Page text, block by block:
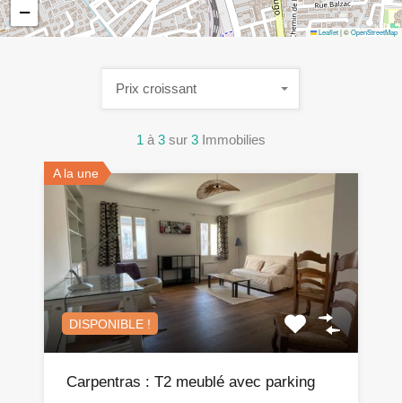
−
Leaflet|©OpenStreetMap
1 à 3 sur 3 Immobilies
Prix croissant
A la une
DISPONIBLE !
Carpentras : T2 meublé avec parking